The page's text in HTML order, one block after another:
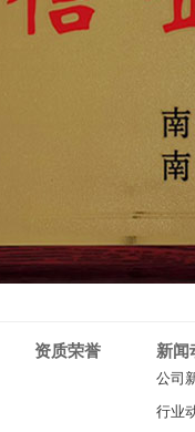
资质荣誉 新闻
公司
行业